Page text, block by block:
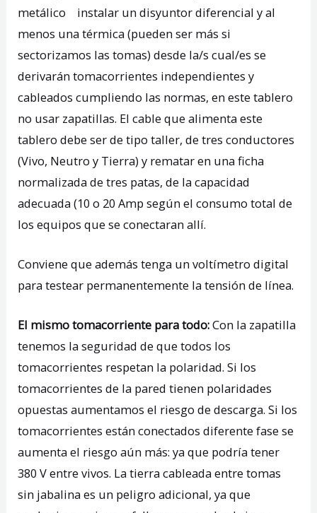
metálico instalar un disyuntor diferencial y al
menos una térmica (pueden ser más si
sectorizamos las tomas) desde la/s cual/es se
derivarán tomacorrientes independientes y
cableados cumpliendo las normas, en este tablero
no usar zapatillas. El cable que alimenta este
tablero debe ser de tipo taller, de tres conductores
(Vivo, Neutro y Tierra) y rematar en una ficha
normalizada de tres patas, de la capacidad
adecuada (10 o 20 Amp según el consumo total de
los equipos que se conectaran allí.
Conviene que además tenga un voltímetro digital
para testear permanentemente la tensión de línea.
El mismo tomacorriente para todo:Con la zapatilla
tenemos la seguridad de que todos los
tomacorrientes respetan la polaridad. Si los
tomacorrientes de la pared tienen polaridades
opuestas aumentamos el riesgo de descarga. Si los
tomacorrientes están conectados diferente fase se
aumenta el riesgo aún más: ya que podría tener
380 V entre vivos. La tierra cableada entre tomas
sin jabalina es un peligro adicional, ya que